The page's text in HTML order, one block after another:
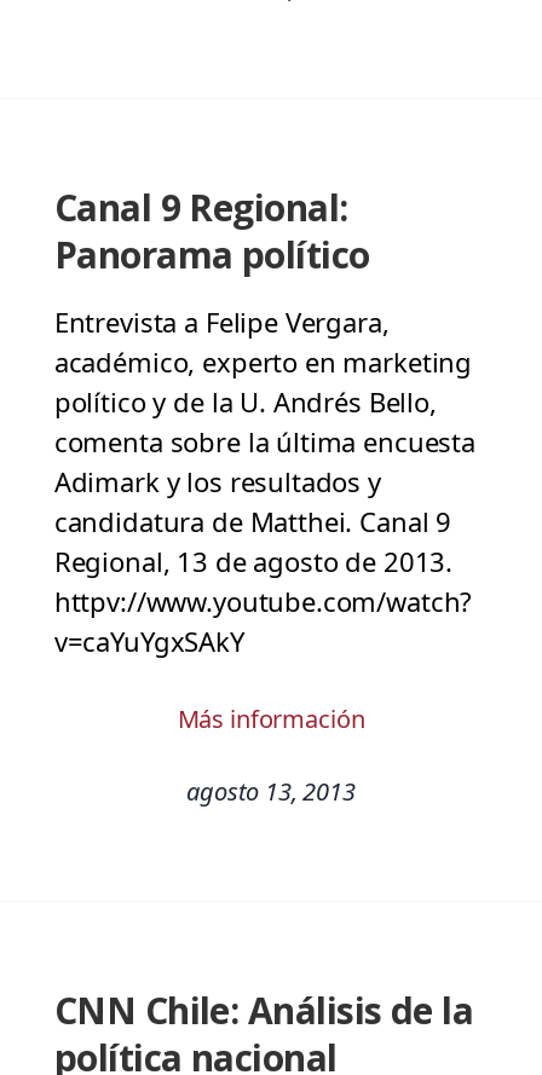
Canal 9 Regional:
Panorama político
Entrevista a Felipe Vergara,
académico, experto en marketing
político y de la U. Andrés Bello,
comenta sobre la última encuesta
Adimark y los resultados y
candidatura de Matthei. Canal 9
Regional, 13 de agosto de 2013.
httpv://www.youtube.com/watch?
v=caYuYgxSAkY
Más información
agosto 13, 2013
CNN Chile: Análisis de la
política nacional